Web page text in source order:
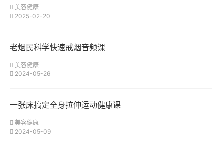
美容健康
2025-02-20
老烟民科学快速戒烟音频课
美容健康
2024-05-26
一张床搞定全身拉伸运动健康课
美容健康
2024-05-09